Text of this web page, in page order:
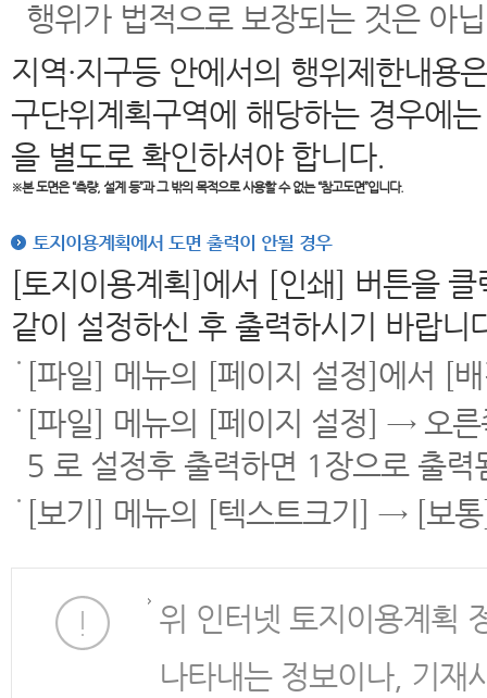
행위가 법적으로 보장되는 것은 아
지역·지구등 안에서의 행위제한내용
구단위계획구역에 해당하는 경우에
을 별도로 확인하셔야 합니다.
※본 도면은“측량, 설계 등”과 그 밖의 목적으로 사용할 수 없는 “참고도면”입니다.
토지이용계획에서 도면 출력이 안될 경우
[토지이용계획]에서 [인쇄] 버튼을
같이 설정하신 후 출력하시기 바랍니
[파일] 메뉴의 [페이지 설정]에서 [
[파일] 메뉴의 [페이지 설정] → 오
5 로 설정후 출력하면 1장으로 출력
[보기] 메뉴의 [텍스트크기] → [보
위 인터넷 토지이용계획
나타내는 정보이나, 기재